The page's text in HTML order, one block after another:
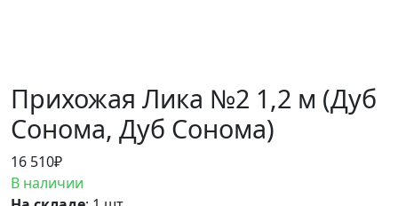
Прихожая Лика №2 1,2 м (Дуб
Сонома, Дуб Сонома)
16 510₽
В наличии